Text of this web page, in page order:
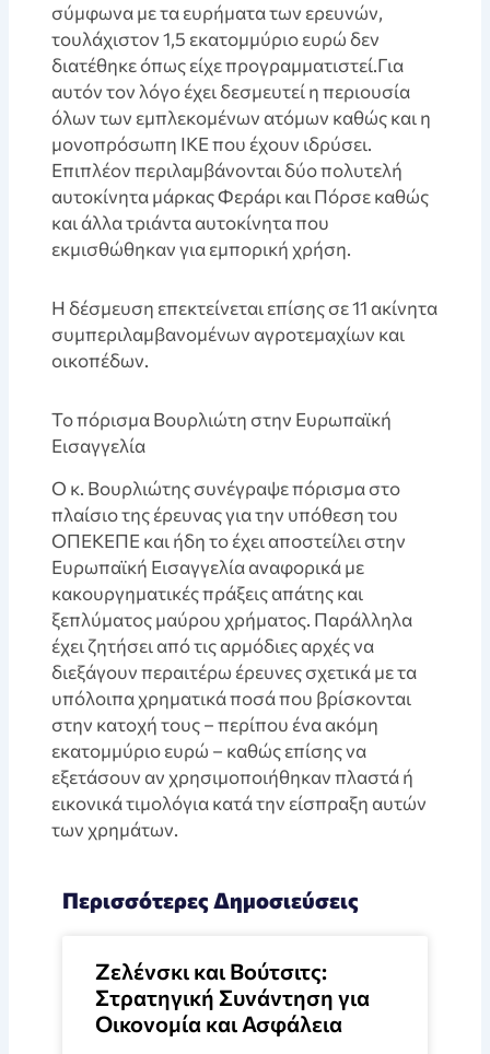
σύμφωνα με τα ευρήματα των ερευνών,
τουλάχιστον 1,5 εκατομμύριο ευρώ δεν
διατέθηκε όπως είχε προγραμματιστεί.Για
αυτόν τον λόγο έχει δεσμευτεί η περιουσία
όλων των εμπλεκομένων ατόμων καθώς και η
μονοπρόσωπη ΙΚΕ που έχουν ιδρύσει.
Επιπλέον περιλαμβάνονται δύο πολυτελή
αυτοκίνητα μάρκας Φεράρι και Πόρσε καθώς
και άλλα τριάντα αυτοκίνητα που
εκμισθώθηκαν για εμπορική χρήση.
Η δέσμευση επεκτείνεται επίσης σε 11 ακίνητα
συμπεριλαμβανομένων αγροτεμαχίων και
οικοπέδων.
Το πόρισμα Βουρλιώτη στην Ευρωπαϊκή
Εισαγγελία
Ο κ. Βουρλιώτης συνέγραψε πόρισμα στο
πλαίσιο της έρευνας για την υπόθεση του
ΟΠΕΚΕΠΕ και ήδη το έχει αποστείλει στην
Ευρωπαϊκή Εισαγγελία αναφορικά με
κακουργηματικές πράξεις απάτης και
ξεπλύματος μαύρου χρήματος. Παράλληλα
έχει ζητήσει από τις αρμόδιες αρχές να
διεξάγουν περαιτέρω έρευνες σχετικά με τα
υπόλοιπα χρηματικά ποσά που βρίσκονται
στην κατοχή τους – περίπου ένα ακόμη
εκατομμύριο ευρώ – καθώς επίσης να
εξετάσουν αν χρησιμοποιήθηκαν πλαστά ή
εικονικά τιμολόγια κατά την είσπραξη αυτών
των χρημάτων.
Περισσότερες Δημοσιεύσεις
Ζελένσκι και Βούτσιτς:
Στρατηγική Συνάντηση για
Οικονομία και Ασφάλεια